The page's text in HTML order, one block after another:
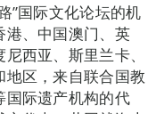
”国际文化论坛的机
港、中国澳门、英
西亚、斯里兰卡、
区，来自联合国教
国际遗产机构的代